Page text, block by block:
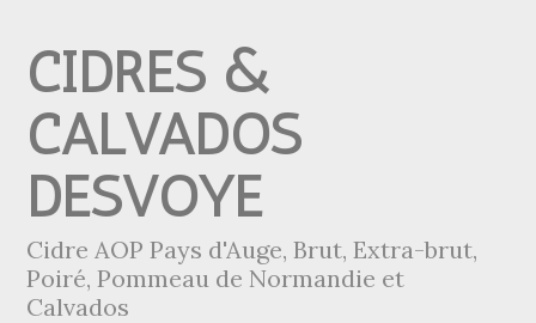
CIDRES &
CALVADOS
DESVOYE
Cidre AOP Pays d'Auge, Brut, Extra-brut,
Poiré, Pommeau de Normandie et
Calvados